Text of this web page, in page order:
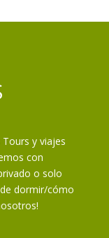
y viajes
con
o solo
dormir/cómo